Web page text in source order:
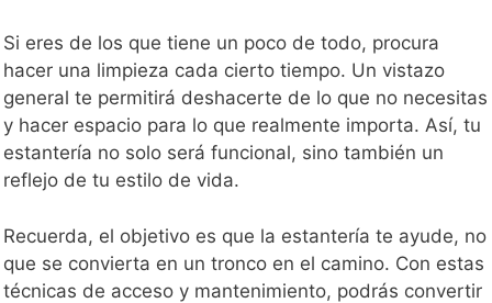
Si eres de los que tiene un poco de todo, procura
hacer una limpieza cada cierto tiempo. Un vistazo
general te permitirá deshacerte de lo que no necesitas
y hacer espacio para lo que realmente importa. Así, tu
estantería no solo será funcional, sino también un
reflejo de tu estilo de vida.
Recuerda, el objetivo es que la estantería te ayude, no
que se convierta en un tronco en el camino. Con estas
técnicas de acceso y mantenimiento, podrás convertir